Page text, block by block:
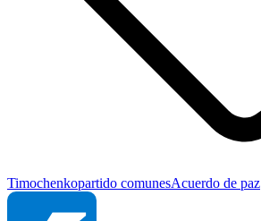
Timochenkopartido comunesAcuerdo de paz